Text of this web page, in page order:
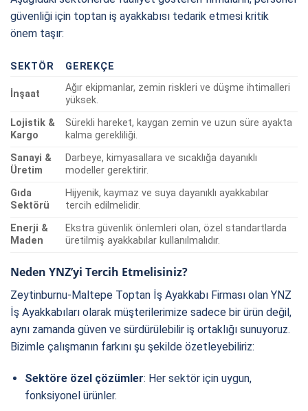
güvenliği için toptan iş ayakkabısı tedarik etmesi kritik
önem taşır:
SEKTÖR GEREKÇE
İnşaat
Ağır ekipmanlar, zemin riskleri ve düşme ihtimalleri
yüksek.
Lojistik &
Kargo
Sürekli hareket, kaygan zemin ve uzun süre ayakta
kalma gerekliliği.
Sanayi &
Üretim
Darbeye, kimyasallara ve sıcaklığa dayanıklı
modeller gerektirir.
Gıda
Sektörü
Hijyenik, kaymaz ve suya dayanıklı ayakkabılar
tercih edilmelidir.
Enerji &
Maden
Ekstra güvenlik önlemleri olan, özel standartlarda
üretilmiş ayakkabılar kullanılmalıdır.
Neden YNZ’yi Tercih Etmelisiniz?
Zeytinburnu-Maltepe Toptan İş Ayakkabı Firması olan YNZ
İş Ayakkabıları olarak müşterilerimize sadece bir ürün değil,
aynı zamanda güven ve sürdürülebilir iş ortaklığı sunuyoruz.
Bizimle çalışmanın farkını şu şekilde özetleyebiliriz:
Sektöre özel çözümler: Her sektör için uygun,
fonksiyonel ürünler.